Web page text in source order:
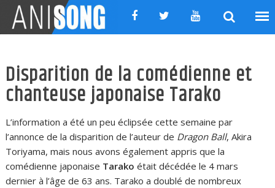
content
Disparition de la comédienne et
chanteuse japonaise Tarako
L’information a été un peu éclipsée cette semaine par
l’annonce de la disparition de l’auteur de Dragon Ball, Akira
Toriyama, mais nous avons également appris que la
comédienne japonaise Tarako était décédée le 4 mars
dernier à l’âge de 63 ans. Tarako a doublé de nombreux